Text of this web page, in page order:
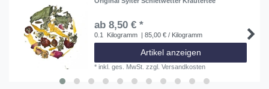
ab 8,50 € *
0.1 Kilogramm | 85,00 € / Kilogramm
Artikel anzeigen
*inkl. ges. MwSt. zzgl.Versandkosten